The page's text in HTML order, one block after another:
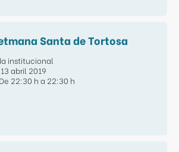
Santa de Tortosa
institucional
13 abril 2019
De 22:30 h a 22:30 h